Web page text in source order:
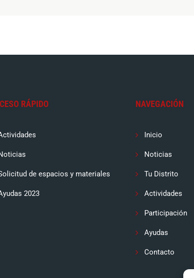
RÁPIDO
de espacios y materiales
2023
NAVEGACIÓN
Inicio
Noticias
Tu Distrito
Actividades
Participación
Ayudas
Contacto